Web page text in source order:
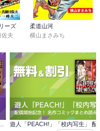
ーズ
佐夫
柔道山河
横山まさみち